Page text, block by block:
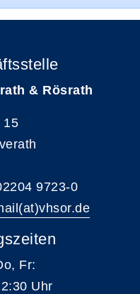
& Rösrath
15
9723-0
Fr:
Uhr